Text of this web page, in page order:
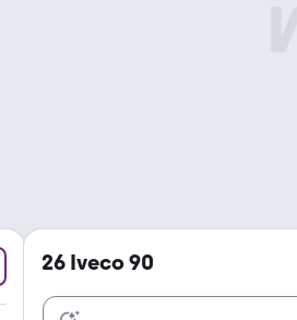
26 Iveco 90